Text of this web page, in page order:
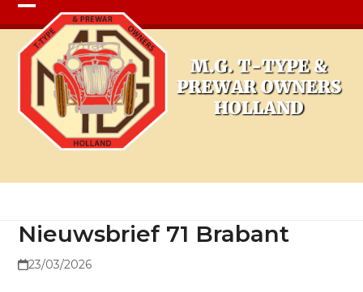
Open
mobile
menu
Close
mobile
menu
Nieuwsbrief 71 Brabant
23/03/2026